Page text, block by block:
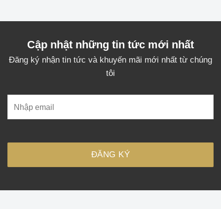
Cập nhật những tin tức mới nhất
Đăng ký nhận tin tức và khuyến mãi mới nhất từ chúng
tôi